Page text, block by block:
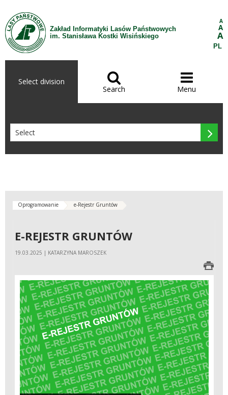
Skip to Content
Zakład Informatyki Lasów Państwowych
im. Stanisława Kostki Wisińskiego
A
A
A
PL
Select division 
Search

Menu

Oprogramowanie e-Rejestr Gruntów
E-REJESTR GRUNTÓW
19.03.2025 | KATARZYNA MAROSZEK